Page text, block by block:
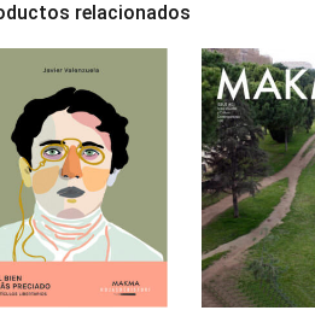
relacionados